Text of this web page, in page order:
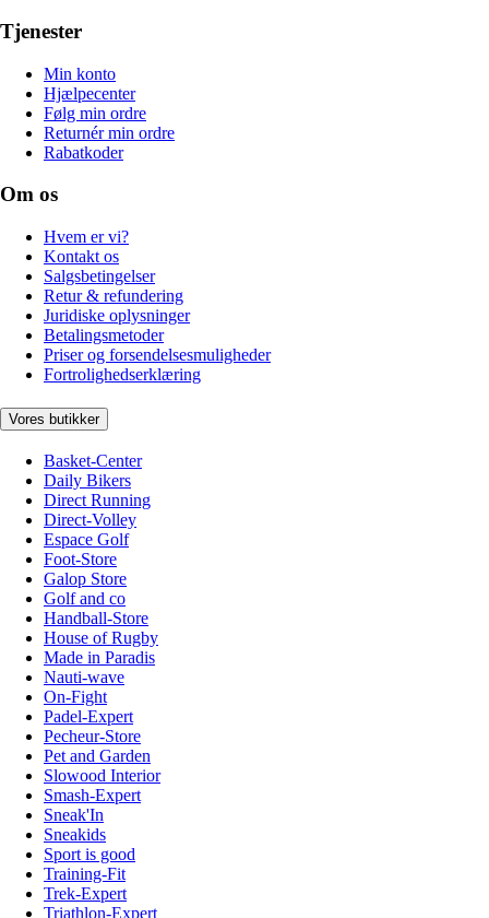
Tjenester
Min konto
Hjælpecenter
Følg min ordre
Returnér min ordre
Rabatkoder
Om os
Hvem er vi?
Kontakt os
Salgsbetingelser
Retur & refundering
Juridiske oplysninger
Betalingsmetoder
Priser og forsendelsesmuligheder
Fortrolighedserklæring
Vores butikker
Basket-Center
Daily Bikers
Direct Running
Direct-Volley
Espace Golf
Foot-Store
Galop Store
Golf and co
Handball-Store
House of Rugby
Made in Paradis
Nauti-wave
On-Fight
Padel-Expert
Pecheur-Store
Pet and Garden
Slowood Interior
Smash-Expert
Sneak'In
Sneakids
Sport is good
Training-Fit
Trek-Expert
Triathlon-Expert